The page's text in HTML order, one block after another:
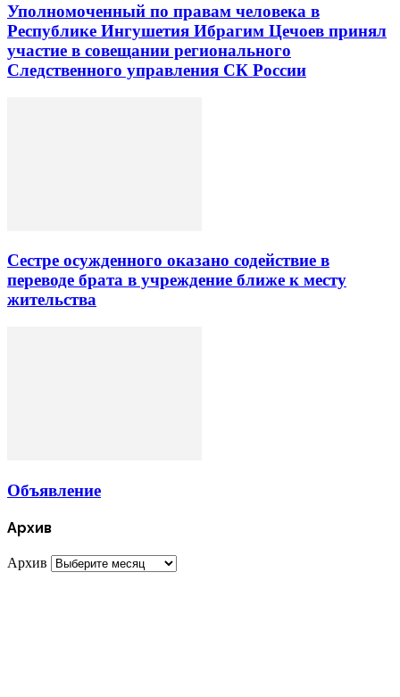
Уполномоченный по правам человека в
Республике Ингушетия Ибрагим Цечоев принял
участие в совещании регионального
Следственного управления СК России
Сестре осужденного оказано содействие в
переводе брата в учреждение ближе к месту
жительства
Объявление
Архив
Архив